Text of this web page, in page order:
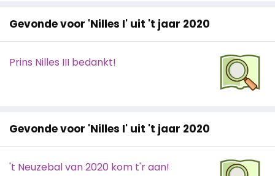
Gevonde voor 'Nilles I' uit 't jaar 2020
Prins Nilles III bedankt!
Gevonde voor 'Nilles I' uit 't jaar 2020
't Neuzebal van 2020 kom t'r aan!